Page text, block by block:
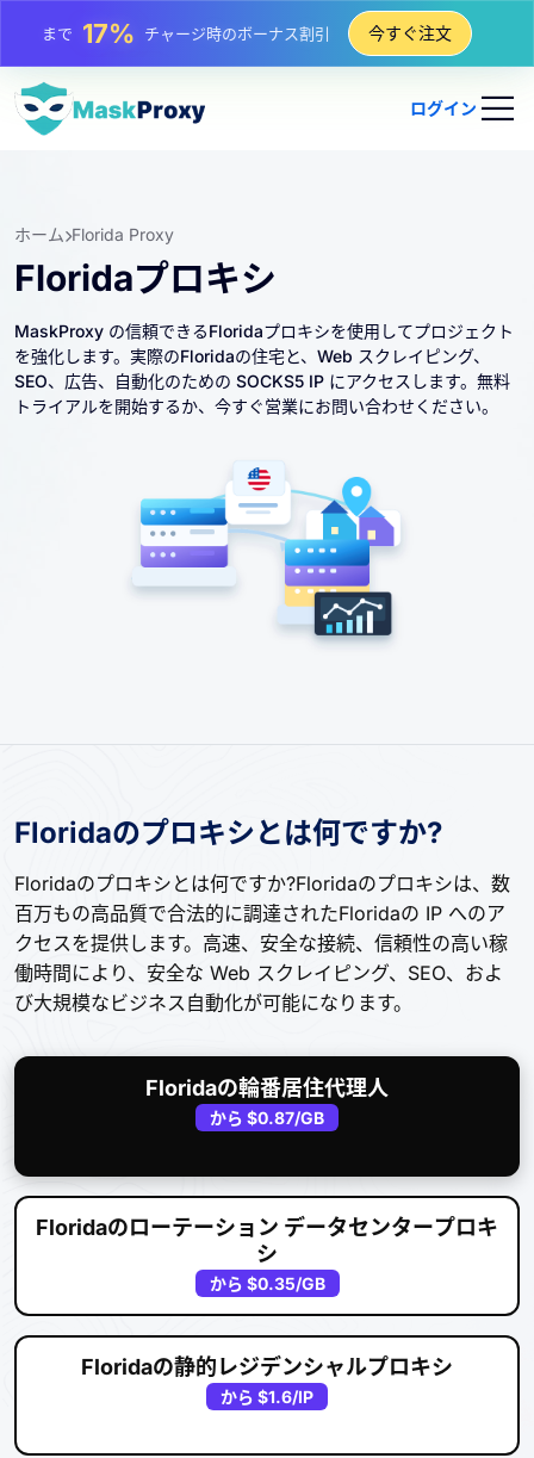
まで25%静的 IP 購入の割引
まで 81%
今すぐ注文
ログイン
ホーム Florida Proxy
Floridaプロキシ
MaskProxy の信頼できるFloridaプロキシを使用してプロジェクト
を強化します。実際のFloridaの住宅と、Web スクレイピング、
SEO、広告、自動化のための SOCKS5 IP にアクセスします。無料
トライアルを開始するか、今すぐ営業にお問い合わせください。
Floridaのプロキシとは何ですか?
Floridaのプロキシとは何ですか?Floridaのプロキシは、数
百万もの高品質で合法的に調達されたFloridaの IP へのア
クセスを提供します。高速、安全な接続、信頼性の高い稼
働時間により、安全な Web スクレイピング、SEO、およ
び大規模なビジネス自動化が可能になります。
Floridaの輪番居住代理人
から $0.87/GB
Floridaのローテーション データセンタープロキ
シ
から $0.35/GB
Floridaの静的レジデンシャルプロキシ
から $1.6/IP